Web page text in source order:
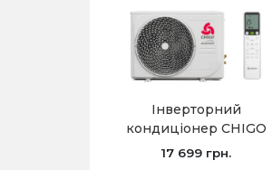
Інверторний
кондиціонер CHIGO
CS-35V3G-1C169A (-20°C,
17 699 грн.